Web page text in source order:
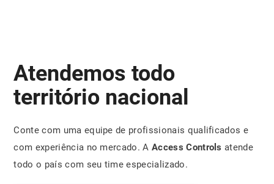
Atendemos todo
território nacional
Conte com uma equipe de profissionais qualificados e
com experiência no mercado. AAccess Controls atende
todo o país com seu time especializado.